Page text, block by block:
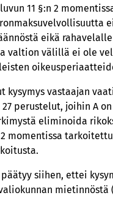
11 §:n 2
eikä
valtion välillä ei ole
kysymys vastaajan
perustelut, joihin A
eliminoida
2 momentissa
siihen, ettei